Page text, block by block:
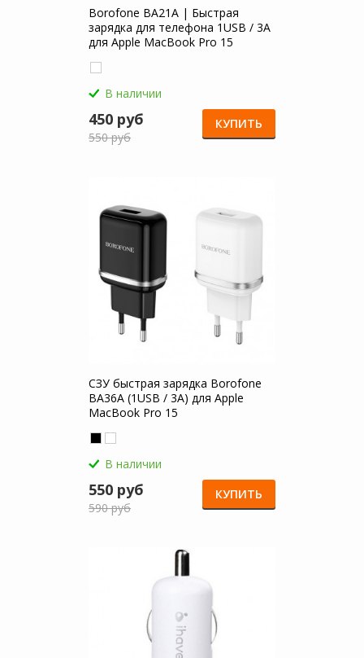
Borofone BA21A | Быстрая
зарядка для телефона 1USB / 3A
для Apple MacBook Pro 15
В наличии
450 руб
550 руб
КУПИТЬ
СЗУ быстрая зарядка Borofone
BA36A (1USB / 3A) для Apple
MacBook Pro 15
В наличии
550 руб
590 руб
КУПИТЬ